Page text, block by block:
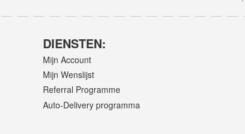
DIENSTEN:
Mijn Account
Mijn Wenslijst
Referral Programme
Auto-Delivery programma